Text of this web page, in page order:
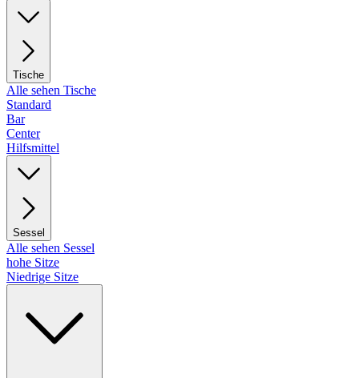
Tische
Alle sehen Tische
Standard
Bar
Center
Hilfsmittel
Sessel
Alle sehen Sessel
hohe Sitze
Niedrige Sitze